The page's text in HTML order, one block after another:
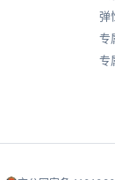
弹
专
专